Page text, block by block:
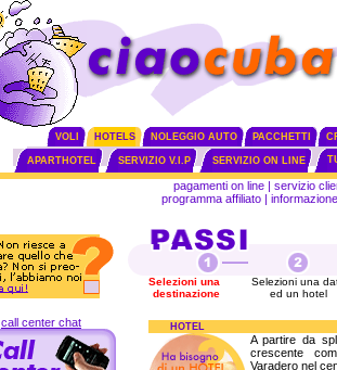
VOLI HOTELS NOLEGGIO AUTO PACCHETTI
APARTHOTEL SERVIZIO V.I.P SERVIZIO ON LINE
call center chat
pagamenti on line | servizio
programma affiliato|
Selezioni una
destinazione
Selezioni una
ed un hotel
HOTEL
A partire da
crescente
Varadero nel